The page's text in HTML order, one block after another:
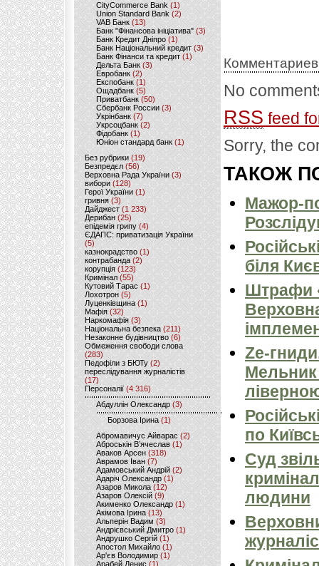
CityCommerce Bank (1)
Union Standard Bank (2)
VAB Банк (13)
Банк "Фінансова ініціатива" (3)
Банк Кредит Дніпро (1)
Банк Національний кредит (3)
Банк Фінанси та кредит (1)
Дельта Банк (3)
Евробанк(2)
Експобанк (1)
Ощадбанк(5)
Приватбанк (50)
Сбербанк России (3)
Укрінбанк(7)
Укрсоцбанк (2)
Фідобанк (1)
Юніон стандард банк(1)
Без рубрики (19)
Безпредєл(56)
Верховна Рада України (3)
вибори(128)
Герої України(1)
гривня (3)
Дайджест (1 233)
Дерибан (25)
епідемія грипу (4)
ЄДАПС: приватизація України
(5)
казнокрадство (1)
контрабанда (2)
корупція (123)
Кримінал (55)
Кутовий Тарас (1)
Лохотрон(5)
Луценківщина (1)
Мафія (32)
Наркомафія (3)
Національна безпека (211)
Незаконне будівництво(6)
Обмеження свободи слова
(283)
Педофіли з БЮТу (2)
переслідування журналістів
(17)
Персоналії (4 316)
Абдуллін Олександр (3)
Борзова Ірина(1)
Абромавичус Айварас (2)
Аброськін В’ячеслав(1)
Аваков Арсен (318)
Аврамов Іван (7)
Адамовський Андрій(2)
Адаріч Олександр (1)
Азаров Микола (12)
Азаров Олексій (9)
Акименко Олександр(1)
Акімова Ірина(13)
Альперін Вадим (3)
Андрієвський Дмитро(1)
Андрушко Сергій(1)
Апостол Михайло(1)
Ар'єв Володимир (1)
Арабей Денис(1)
No
RSS feed
Sorry, the
ТАКОЖ
Мажор-
біля
Штрафи
Ze-
по
Суд
людини